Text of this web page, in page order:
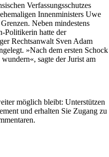
Verfassungsschutzes
Innenministers Uwe
Neben mindestens
Politikerin hatte der
Rechtsanwalt Sven Adam
»Nach dem ersten Schock
sagte der Jurist am
möglich bleibt: Unterstützen
und erhalten Sie Zugang zu